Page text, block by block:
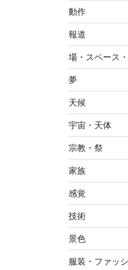
動作
報道
場・スペース
夢
天候
宇宙・天体
宗教・祭
家族
感覚
技術
景色
服装・ファッ